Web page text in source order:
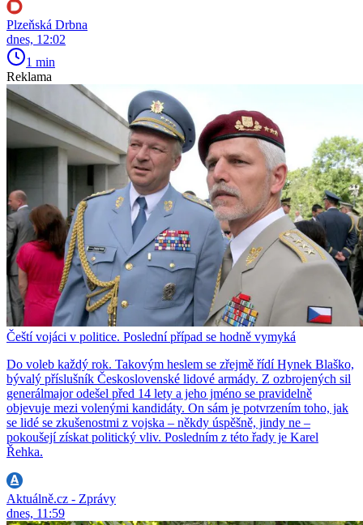
Plzeňská Drbna
dnes, 12:02
1 min
Reklama
Čeští vojáci v politice. Poslední případ se hodně vymyká
Do voleb každý rok. Takovým heslem se zřejmě řídí Hynek Blaško,
bývalý příslušník Československé lidové armády. Z ozbrojených sil
generálmajor odešel před 14 lety a jeho jméno se pravidelně
objevuje mezi volenými kandidáty. On sám je potvrzením toho, jak
se lidé se zkušenostmi z vojska – někdy úspěšně, jindy ne –
pokoušejí získat politický vliv. Posledním z této řady je Karel
Řehka.
Aktuálně.cz - Zprávy
dnes, 11:59